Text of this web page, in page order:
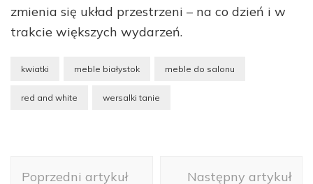
zmienia się układ przestrzeni – na co dzień i w
trakcie większych wydarzeń.
kwiatki meble białystok meble do salonu
red and white wersalki tanie
Poprzedni artykuł Następny artykuł